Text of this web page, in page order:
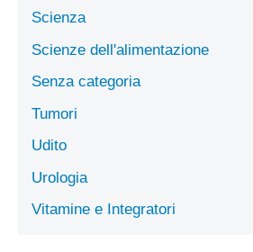
Scienza
Scienze dell'alimentazione
Senza categoria
Tumori
Udito
Urologia
Vitamine e Integratori